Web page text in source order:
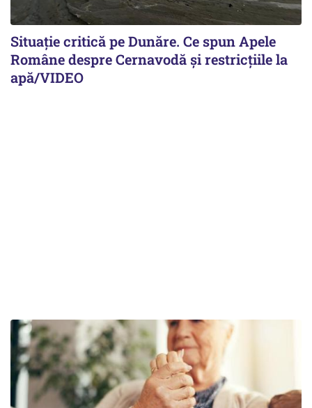
Situație critică pe Dunăre. Ce spun Apele
Române despre Cernavodă și restricțiile la
apă/VIDEO